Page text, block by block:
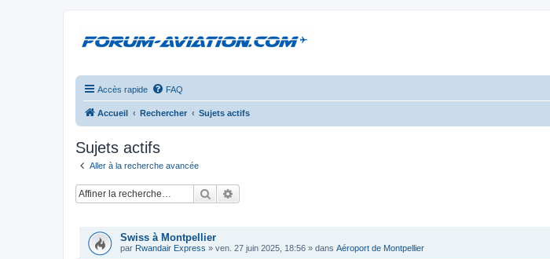
Accès rapide FAQ
Accueil Rechercher Sujets actifs
Sujets actifs
Aller à la recherche avancée
Rechercher
Swiss à Montpellier
par Rwandair Express » ven. 27 juin 2025, 18:56 » dans Aéroport de Montpellier